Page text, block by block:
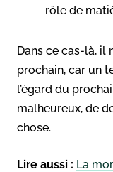
rôle de
Dans ce cas-là, il
prochain, car un
l’égard du
malheureux, de
chose.
Lire aussi : La